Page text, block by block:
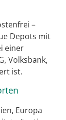
–
Depots mit
einer
Volksbank,
ist.
Europa